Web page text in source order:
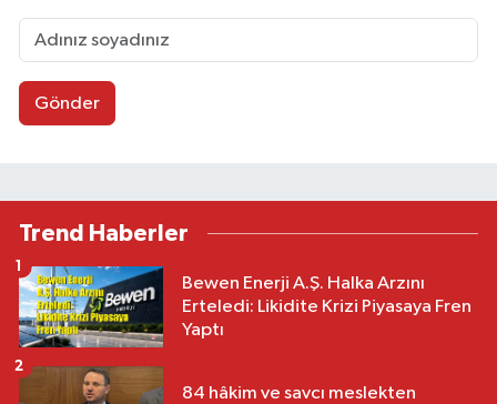
Gönder
Trend Haberler
Bewen Enerji A.Ş. Halka Arzını
Erteledi: Likidite Krizi Piyasaya Fren
Yaptı
1
84 hâkim ve savcı meslekten
2